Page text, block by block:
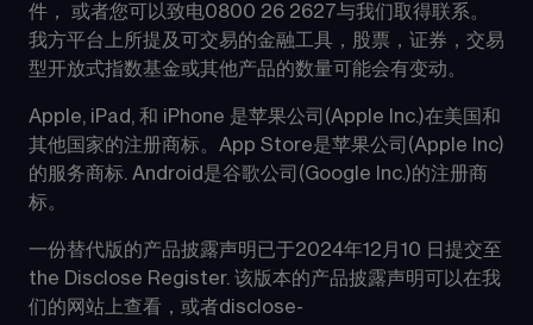
件， 或者您可以致电0800 26 2627与我们取得联系。
我方平台上所提及可交易的金融工具，股票，证券，交易
型开放式指数基金或其他产品的数量可能会有变动。
Apple, iPad, 和 iPhone 是苹果公司(Apple Inc.)在美国和
其他国家的注册商标。App Store是苹果公司(Apple Inc)
的服务商标. Android是谷歌公司(Google Inc.)的注册商
标。
一份替代版的产品披露声明已于2024年12月10 日提交至
the Disclose Register. 该版本的产品披露声明可以在我
们的网站上查看，或者disclose-